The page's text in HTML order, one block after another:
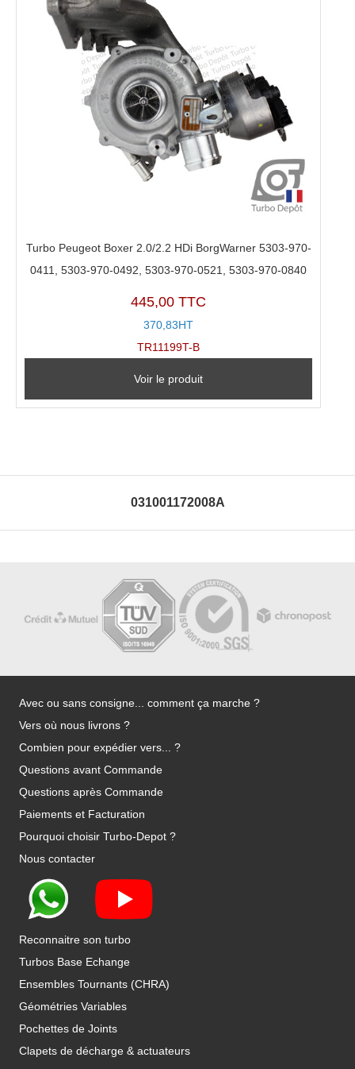
Turbo Peugeot Boxer 2.0/2.2 HDi BorgWarner 5303-970-
0411, 5303-970-0492, 5303-970-0521, 5303-970-0840
445,00 TTC
370,83HT
TR11199T-B
Voir le produit
031001172008A
Avec ou sans consigne... comment ça marche ?
Vers où nous livrons ?
Combien pour expédier vers... ?
Questions avant Commande
Questions après Commande
Paiements et Facturation
Pourquoi choisir Turbo-Depot ?
Nous contacter
Reconnaitre son turbo
Turbos Base Echange
Ensembles Tournants (CHRA)
Géométries Variables
Pochettes de Joints
Clapets de décharge & actuateurs